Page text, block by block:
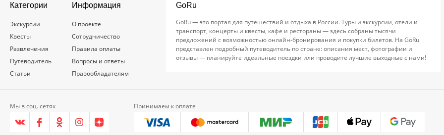
Категории
Экскурсии
Квесты
Развлечения
Путеводитель
Статьи
Информация
О проекте
Сотрудничество
Правила оплаты
Вопросы и ответы
Правообладателям
GoRu
GoRu — это портал для путешествий и отдыха в России. Туры и экскурсии, отели и
транспорт, концерты и квесты, кафе и рестораны — здесь собраны тысячи
предложений с возможностью онлайн-бронирования и покупки билетов. На GoRu
представлен подробный путеводитель по стране: описания мест, фотографии и
отзывы — планируйте идеальные поездки или проводите лучшие выходные с нами!
Мы в соц. сетях Принимаем к оплате